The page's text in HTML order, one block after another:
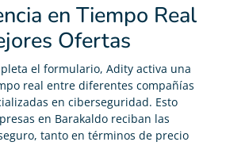
en Tiempo Real
Ofertas
el formulario, Adity activa una
real entre diferentes compañías
en ciberseguridad. Esto
en Barakaldo reciban las
tanto en términos de precio